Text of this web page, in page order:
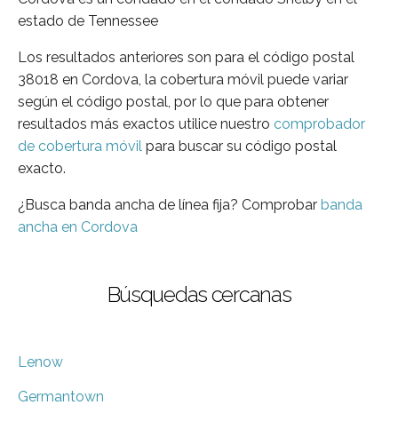
estado de Tennessee
Los resultados anteriores son para el código postal
38018 en Cordova, la cobertura móvil puede variar
según el código postal, por lo que para obtener
resultados más exactos utilice nuestro comprobador
de cobertura móvil para buscar su código postal
exacto.
¿Busca banda ancha de línea fija? Comprobar banda
ancha en Cordova
Búsquedas cercanas
Lenow
Germantown